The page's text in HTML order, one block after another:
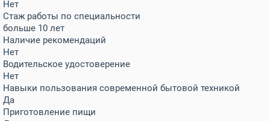
Нет
Стаж работы по специальности
больше 10 лет
Наличие рекомендаций
Нет
Водительское удостоверение
Нет
Навыки пользования современной бытовой техникой
Да
Приготовление пищи